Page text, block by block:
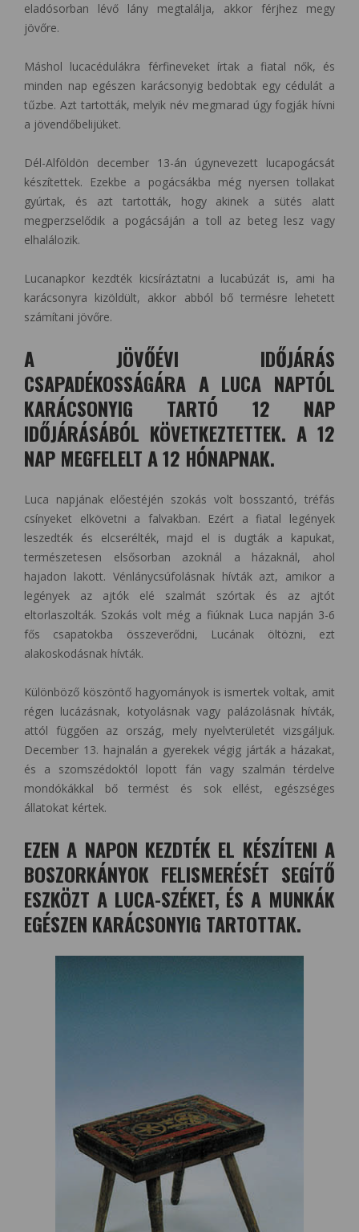
eladósorban lévő lány megtalálja, akkor férjhez megy
jövőre.
Máshol lucacédulákra férfineveket írtak a fiatal nők, és
minden nap egészen karácsonyig bedobtak egy cédulát a
tűzbe. Azt tartották, melyik név megmarad úgy fogják hívni
a jövendőbelijüket.
Dél-Alföldön december 13-án úgynevezett lucapogácsát
készítettek. Ezekbe a pogácsákba még nyersen tollakat
gyúrtak, és azt tartották, hogy akinek a sütés alatt
megperzselődik a pogácsáján a toll az beteg lesz vagy
elhalálozik.
Lucanapkor kezdték kicsíráztatni a lucabúzát is, ami ha
karácsonyra kizöldült, akkor abból bő termésre lehetett
számítani jövőre.
A JÖVŐÉVI IDŐJÁRÁS
CSAPADÉKOSSÁGÁRA A LUCA NAPTÓL
KARÁCSONYIG TARTÓ 12 NAP
IDŐJÁRÁSÁBÓL KÖVETKEZTETTEK. A 12
NAP MEGFELELT A 12 HÓNAPNAK.
Luca napjának előestéjén szokás volt bosszantó, tréfás
csínyeket elkövetni a falvakban. Ezért a fiatal legények
leszedték és elcserélték, majd el is dugták a kapukat,
természetesen elsősorban azoknál a házaknál, ahol
hajadon lakott. Vénlánycsúfolásnak hívták azt, amikor a
legények az ajtók elé szalmát szórtak és az ajtót
eltorlaszolták. Szokás volt még a fiúknak Luca napján 3-6
fős csapatokba összeverődni, Lucának öltözni, ezt
alakoskodásnak hívták.
Különböző köszöntő hagyományok is ismertek voltak, amit
régen lucázásnak, kotyolásnak vagy palázolásnak hívták,
attól függően az ország, mely nyelvterületét vizsgáljuk.
December 13. hajnalán a gyerekek végig járták a házakat,
és a szomszédoktól lopott fán vagy szalmán térdelve
mondókákkal bő termést és sok ellést, egészséges
állatokat kértek.
EZEN A NAPON KEZDTÉK EL KÉSZÍTENI A
BOSZORKÁNYOK FELISMERÉSÉT SEGÍTŐ
ESZKÖZT A LUCA-SZÉKET, ÉS A MUNKÁK
EGÉSZEN KARÁCSONYIG TARTOTTAK.